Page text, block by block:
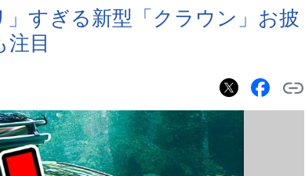
」すぎる新型「クラウン」お披
注目